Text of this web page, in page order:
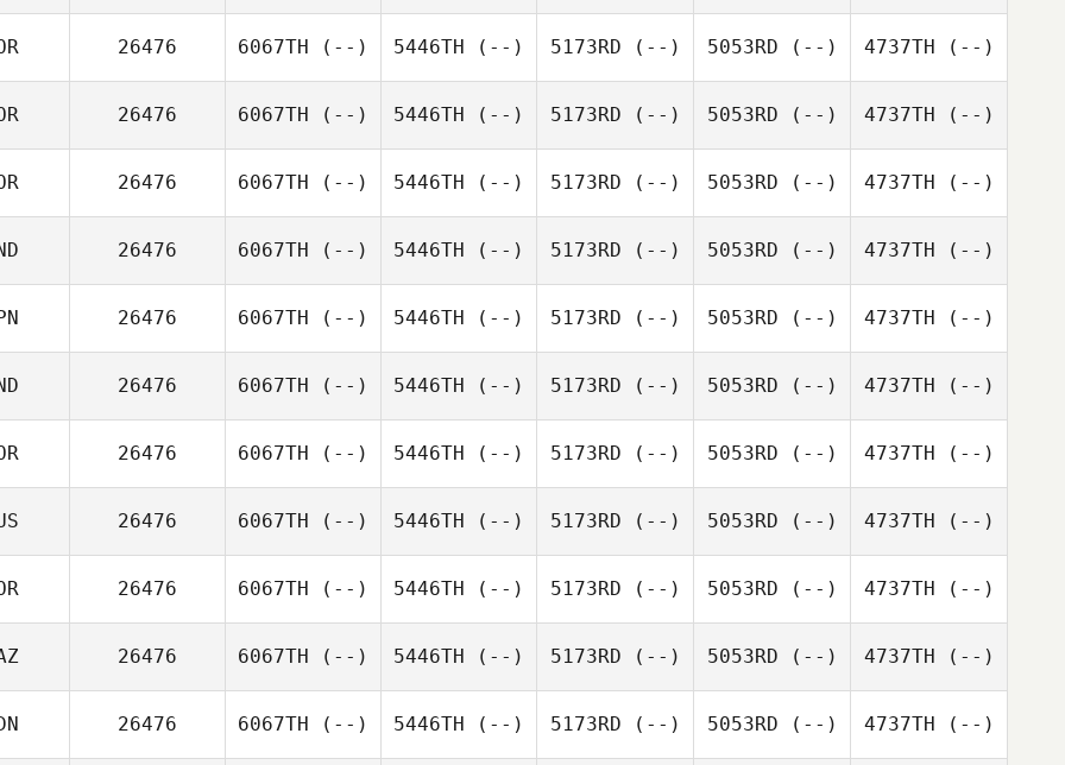
26476 6067TH (--) 5446TH (--) 5173RD (--) 5053RD (--) 4737TH (--)
26476 6067TH (--) 5446TH (--) 5173RD (--) 5053RD (--) 4737TH (--)
26476 6067TH (--) 5446TH (--) 5173RD (--) 5053RD (--) 4737TH (--)
26476 6067TH (--) 5446TH (--) 5173RD (--) 5053RD (--) 4737TH (--)
26476 6067TH (--) 5446TH (--) 5173RD (--) 5053RD (--) 4737TH (--)
26476 6067TH (--) 5446TH (--) 5173RD (--) 5053RD (--) 4737TH (--)
26476 6067TH (--) 5446TH (--) 5173RD (--) 5053RD (--) 4737TH (--)
26476 6067TH (--) 5446TH (--) 5173RD (--) 5053RD (--) 4737TH (--)
26476 6067TH (--) 5446TH (--) 5173RD (--) 5053RD (--) 4737TH (--)
26476 6067TH (--) 5446TH (--) 5173RD (--) 5053RD (--) 4737TH (--)
26476 6067TH (--) 5446TH (--) 5173RD (--) 5053RD (--) 4737TH (--)